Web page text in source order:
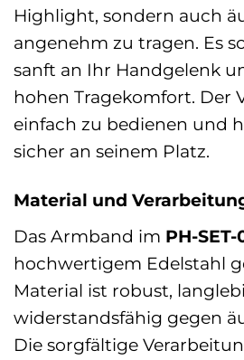
Highlight, sondern auch
angenehm zu tragen. Es
sanft an Ihr Handgelenk
hohen Tragekomfort. Der
einfach zu bedienen und
sicher an seinem Platz.
Material und
Das Armband im PH-SET-
hochwertigem Edelstahl
Material ist robust,
widerstandsfähig gegen
Die sorgfältige